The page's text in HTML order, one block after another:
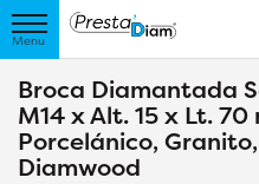
Broca Diamantada
M14 x Alt. 15 x Lt. 70
Porcelánico,
Diamwood